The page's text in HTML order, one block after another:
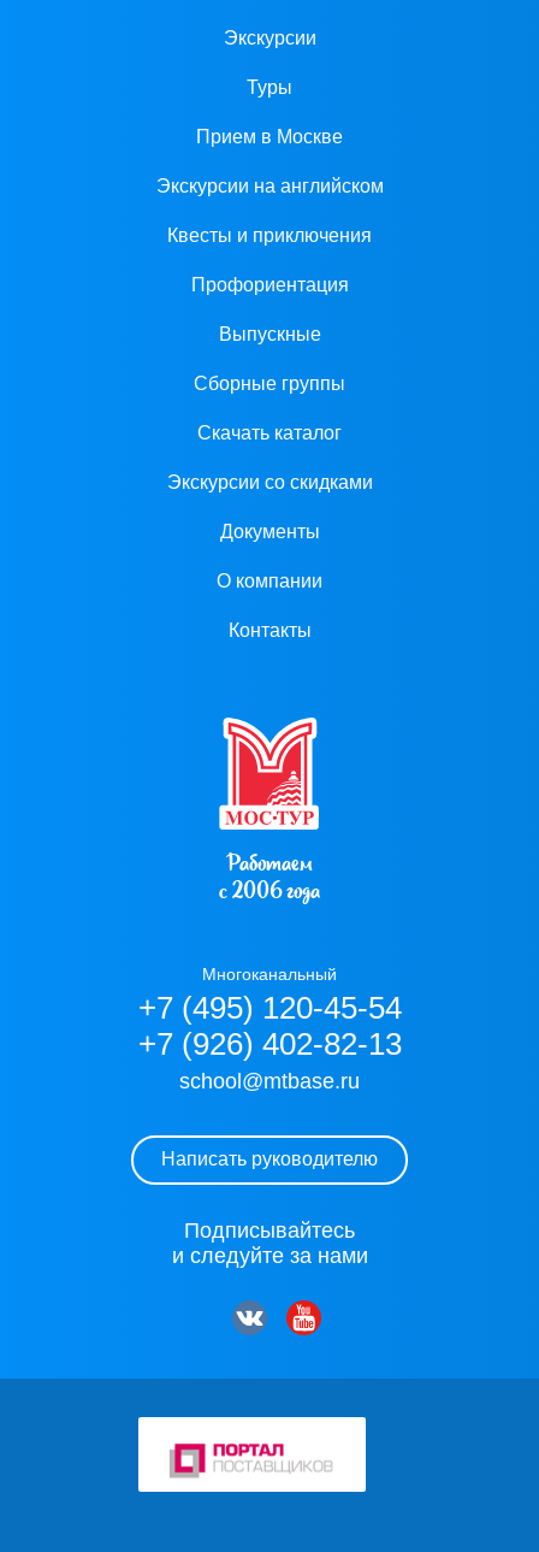
Экскурсии
Туры
Прием в Москве
Экскурсии на английском
Квесты и приключения
Профориентация
Выпускные
Сборные группы
Скачать каталог
Экскурсии со скидками
Документы
О компании
Контакты
Работаем
с 2006 года
Многоканальный
+7 (495) 120-45-54
+7 (926) 402-82-13
school@mtbase.ru
Написать руководителю
Подписывайтесь
и следуйте за нами